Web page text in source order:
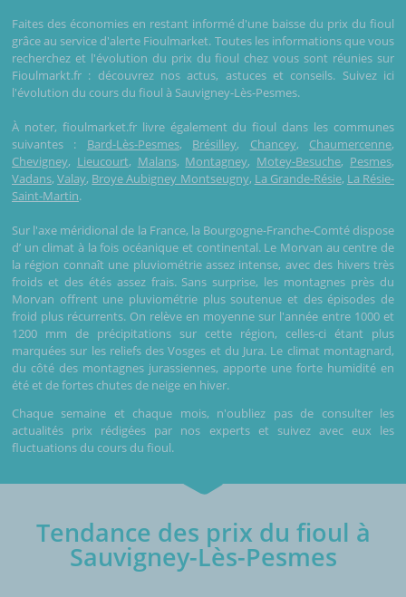
Faites des économies en restant informé d'une baisse du prix du fioul
grâce au service d'alerte Fioulmarket. Toutes les informations que vous
recherchez et l'évolution du prix du fioul chez vous sont réunies sur
Fioulmarkt.fr : découvrez nos actus, astuces et conseils. Suivez ici
l'évolution du cours du fioul à Sauvigney-Lès-Pesmes.
À noter, fioulmarket.fr livre également du fioul dans les communes
suivantes : Bard-Lès-Pesmes, Brésilley, Chancey, Chaumercenne,
Chevigney, Lieucourt, Malans, Montagney, Motey-Besuche, Pesmes,
Vadans,Valay, Broye Aubigney Montseugny, La Grande-Résie, La Résie-
Saint-Martin.
Sur l'axe méridional de la France, la Bourgogne-Franche-Comté dispose
d’ un climat à la fois océanique et continental. Le Morvan au centre de
la région connaît une pluviométrie assez intense, avec des hivers très
froids et des étés assez frais. Sans surprise, les montagnes près du
Morvan offrent une pluviométrie plus soutenue et des épisodes de
froid plus récurrents. On relève en moyenne sur l'année entre 1000 et
1200 mm de précipitations sur cette région, celles-ci étant plus
marquées sur les reliefs des Vosges et du Jura. Le climat montagnard,
du côté des montagnes jurassiennes, apporte une forte humidité en
été et de fortes chutes de neige en hiver.
Chaque semaine et chaque mois, n'oubliez pas de consulter les
actualités prix rédigées par nos experts et suivez avec eux les
fluctuations du cours du fioul.
Tendance des prix du fioul à
Sauvigney-Lès-Pesmes